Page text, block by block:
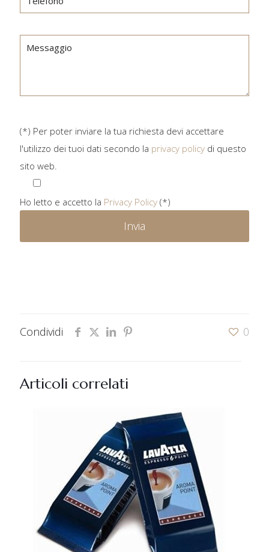
(*) Per poter inviare la tua richiesta devi accettare
l'utilizzo dei tuoi dati secondo la privacy policy di questo
sito web.
Ho letto e accetto la Privacy Policy (*)
Condividi 0
Articoli correlati